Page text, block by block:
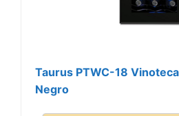
Taurus PTWC-18
Negro